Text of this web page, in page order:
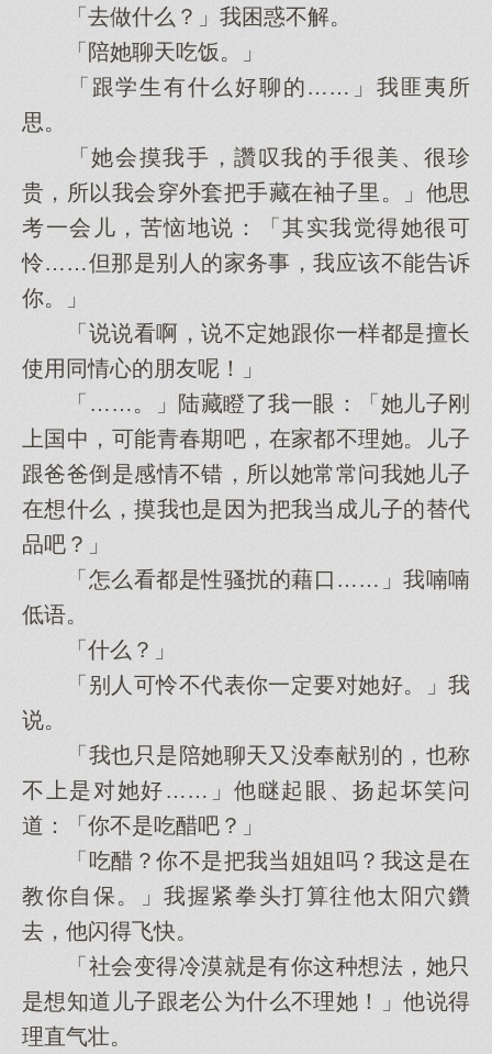
「去做什么？」我困惑不解。
「陪她聊天吃饭。」
「跟学生有什么好聊的……」我匪夷所
思。
「她会摸我手，讚叹我的手很美、很珍
贵，所以我会穿外套把手藏在袖子里。」他思
考一会儿，苦恼地说：「其实我觉得她很可
怜……但那是别人的家务事，我应该不能告诉
你。」
「说说看啊，说不定她跟你一样都是擅长
使用同情心的朋友呢！」
「……。」陆藏瞪了我一眼：「她儿子刚
上国中，可能青春期吧，在家都不理她。儿子
跟爸爸倒是感情不错，所以她常常问我她儿子
在想什么，摸我也是因为把我当成儿子的替代
品吧？」
「怎么看都是性骚扰的藉口……」我喃喃
低语。
「什么？」
「别人可怜不代表你一定要对她好。」我
说。
「我也只是陪她聊天又没奉献别的，也称
不上是对她好……」他瞇起眼、扬起坏笑问
道：「你不是吃醋吧？」
「吃醋？你不是把我当姐姐吗？我这是在
教你自保。」我握紧拳头打算往他太阳穴鑽
去，他闪得飞快。
「社会变得冷漠就是有你这种想法，她只
是想知道儿子跟老公为什么不理她！」他说得
理直气壮。